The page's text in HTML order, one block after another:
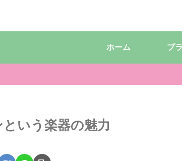
ホーム プ
いう楽器の魅力